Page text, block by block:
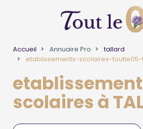
Accueil Annuaire Pro
tallard
etablissements-scolaires-
scolaires à